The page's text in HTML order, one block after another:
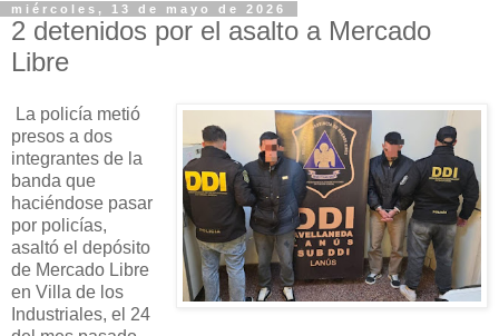
miércoles, 13 de mayo de 2026
2 detenidos por el asalto a Mercado
Libre
La policía metió
presos a dos
integrantes de la
banda que
haciéndose pasar
por policías,
asaltó el depósito
de Mercado Libre
en Villa de los
Industriales, el 24